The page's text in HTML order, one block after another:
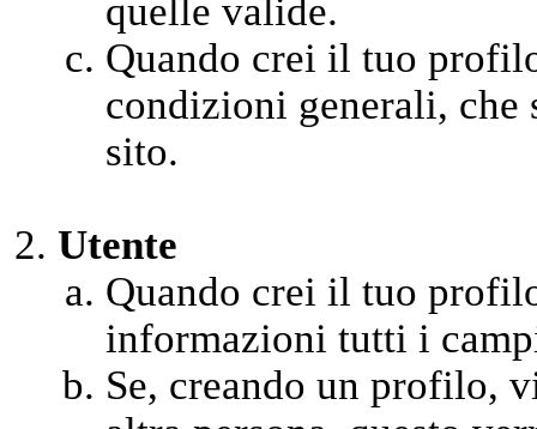
quelle valide.
Quando crei il tuo
condizioni generali,
sito.
Utente
Quando crei il tuo
informazioni tutti i
Se, creando un profilo,